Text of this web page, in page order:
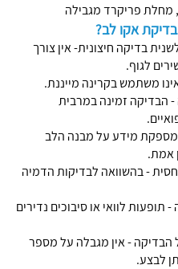
מחלת פריקרד מגבילה
אקו לב?
בדיקה חיצונית- אין צורך
לגוף.
משתמש בקרינה מייננת.
- הבדיקה זמינה במרבית
מידע על מבנה הלב
אמת.
- בהשוואה לבדיקות הדמיה
תופעות לוואי או סיבוכים נדירים
הבדיקה - אין מגבלה על מספר
לבצע.